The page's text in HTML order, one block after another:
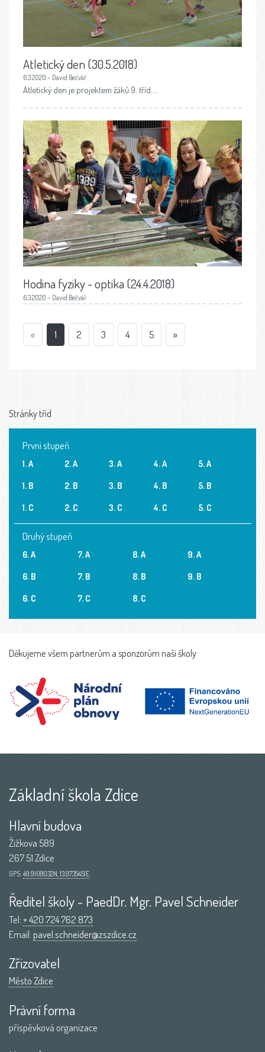
Atletický den (30.5.2018)
6.3.2020 – David Bečvář
Atletický den je projektem žáků 9. tříd....
Hodina fyziky - optika (24.4.2018)
6.3.2020 – David Bečvář
« 1 2 3 4 5 »
Stránky tříd
První stupeň
1. A
1. B
1. C
2. A
2. B
2. C
3. A
3. B
3. C
4. A
4. B
4. C
5. A
5. B
5. C
Druhý stupeň
6. A
6. B
6. C
7. A
7. B
7. C
8. A
8. B
8. C
9. A
9. B
Děkujeme všem partnerům a sponzorům naší školy
Základní škola Zdice
Hlavní budova
Žižkova 589
267 51 Zdice
GPS: 49.9108032N, 13.9735451E
Ředitel školy - PaedDr. Mgr. Pavel Schneider
Tel:+ 420 724 762 873
Email:pavel.schneider@zszdice.cz
Zřizovatel
Město Zdice
Právní forma
příspěvková organizace